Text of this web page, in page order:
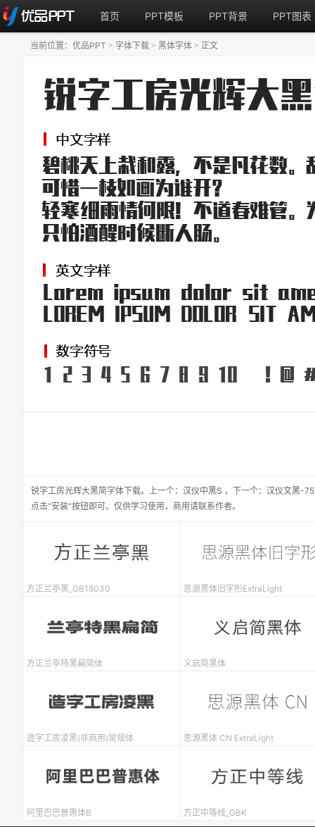
首页 PPT模板 PPT背景 PPT图表
锐字工房光辉大黑简字体下载。 上一个： 汉仪中黑S ， 下一个： 汉仪文黑-
点击“安装”按钮即可。仅供学习使用，商用请联系作者。
当前位置： 优品PPT > 字体下载 > 黑体字体 > 正文
方正兰亭黑_GB18030 思源黑体旧字形ExtraLight
方正兰亭特黑扁简体 义启简黑体
造字工房凌黑(非商用)常规体 思源黑体 CN ExtraLight
阿里巴巴普惠体B 方正中等线_GBK